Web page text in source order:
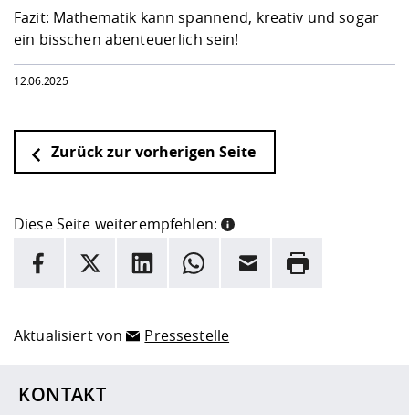
Fazit: Mathematik kann spannend, kreativ und sogar
ein bisschen abenteuerlich sein!
12.06.2025
Zurück zur vorherigen Seite
Diese Seite weiterempfehlen:
INFORMATION
Hier stehen weitere Informationen und ein Link zur
Facebook
X LinkedInWhatsappE-Mail Drucken
Aktualisiert von Pressestelle
KONTAKT